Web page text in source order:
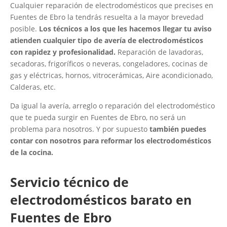
Cualquier reparación de electrodomésticos que precises en
Fuentes de Ebro la tendrás resuelta a la mayor brevedad
posible. Los técnicos a los que les hacemos llegar tu aviso
atienden cualquier tipo de avería de electrodomésticos
con rapidez y profesionalidad. Reparación de lavadoras,
secadoras, frigoríficos o neveras, congeladores, cocinas de
gas y eléctricas, hornos, vitrocerámicas, Aire acondicionado,
Calderas, etc.
Da igual la avería, arreglo o reparación del electrodoméstico
que te pueda surgir en Fuentes de Ebro, no será un
problema para nosotros. Y por supuesto también puedes
contar con nosotros para reformar los electrodomésticos
de la cocina.
Servicio técnico de
electrodomésticos barato en
Fuentes de Ebro